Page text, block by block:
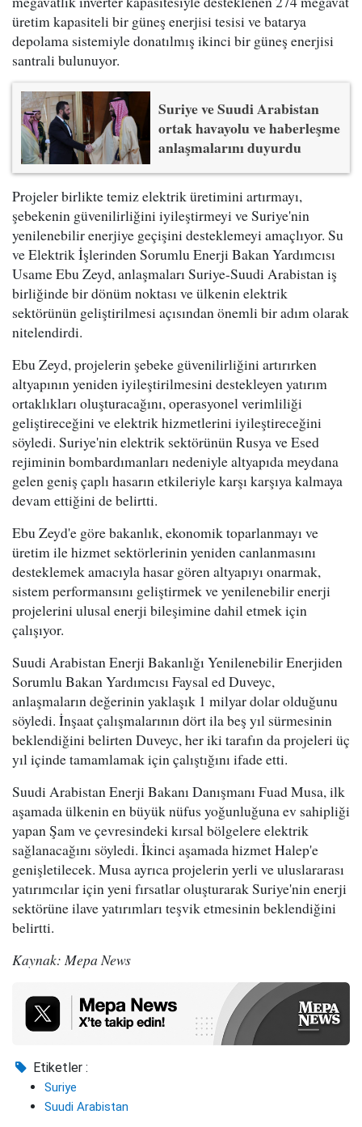
üretim kapasiteli bir güneş enerjisi tesisi ve batarya
depolama sistemiyle donatılmış ikinci bir güneş enerjisi
santrali bulunuyor.
Suriye ve Suudi Arabistan
ortak havayolu ve haberleşme
anlaşmalarını duyurdu
Projeler birlikte temiz elektrik üretimini artırmayı,
şebekenin güvenilirliğini iyileştirmeyi ve Suriye'nin
yenilenebilir enerjiye geçişini desteklemeyi amaçlıyor. Su
ve Elektrik İşlerinden Sorumlu Enerji Bakan Yardımcısı
Usame Ebu Zeyd, anlaşmaları Suriye-Suudi Arabistan iş
birliğinde bir dönüm noktası ve ülkenin elektrik
sektörünün geliştirilmesi açısından önemli bir adım olarak
nitelendirdi.
Ebu Zeyd, projelerin şebeke güvenilirliğini artırırken
altyapının yeniden iyileştirilmesini destekleyen yatırım
ortaklıkları oluşturacağını, operasyonel verimliliği
geliştireceğini ve elektrik hizmetlerini iyileştireceğini
söyledi. Suriye'nin elektrik sektörünün Rusya ve Esed
rejiminin bombardımanları nedeniyle altyapıda meydana
gelen geniş çaplı hasarın etkileriyle karşı karşıya kalmaya
devam ettiğini de belirtti.
Ebu Zeyd'e göre bakanlık, ekonomik toparlanmayı ve
üretim ile hizmet sektörlerinin yeniden canlanmasını
desteklemek amacıyla hasar gören altyapıyı onarmak,
sistem performansını geliştirmek ve yenilenebilir enerji
projelerini ulusal enerji bileşimine dahil etmek için
çalışıyor.
Suudi Arabistan Enerji Bakanlığı Yenilenebilir Enerjiden
Sorumlu Bakan Yardımcısı Faysal ed Duveyc,
anlaşmaların değerinin yaklaşık 1 milyar dolar olduğunu
söyledi. İnşaat çalışmalarının dört ila beş yıl sürmesinin
beklendiğini belirten Duveyc, her iki tarafın da projeleri üç
yıl içinde tamamlamak için çalıştığını ifade etti.
Suudi Arabistan Enerji Bakanı Danışmanı Fuad Musa, ilk
aşamada ülkenin en büyük nüfus yoğunluğuna ev sahipliği
yapan Şam ve çevresindeki kırsal bölgelere elektrik
sağlanacağını söyledi. İkinci aşamada hizmet Halep'e
genişletilecek. Musa ayrıca projelerin yerli ve uluslararası
yatırımcılar için yeni fırsatlar oluşturarak Suriye'nin enerji
sektörüne ilave yatırımları teşvik etmesinin beklendiğini
belirtti.
Kaynak: Mepa News
Etiketler :
Suriye
Suudi Arabistan